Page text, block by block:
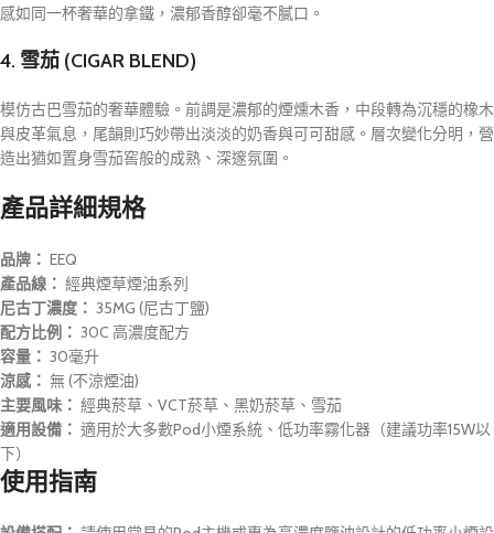
感如同一杯奢華的拿鐵，濃郁香醇卻毫不膩口。
4. 雪茄 (CIGAR BLEND)
模仿古巴雪茄的奢華體驗。前調是濃郁的煙燻木香，中段轉為沉穩的橡木
與皮革氣息，尾韻則巧妙帶出淡淡的奶香與可可甜感。層次變化分明，營
造出猶如置身雪茄窖般的成熟、深邃氛圍。
產品詳細規格
品牌： EEQ
產品線： 經典煙草煙油系列
尼古丁濃度： 35MG (尼古丁鹽)
配方比例： 30C 高濃度配方
容量： 30毫升
涼感： 無 (不涼煙油)
主要風味： 經典菸草、VCT菸草、黑奶菸草、雪茄
適用設備： 適用於大多數Pod小煙系統、低功率霧化器（建議功率15W以
下）
使用指南